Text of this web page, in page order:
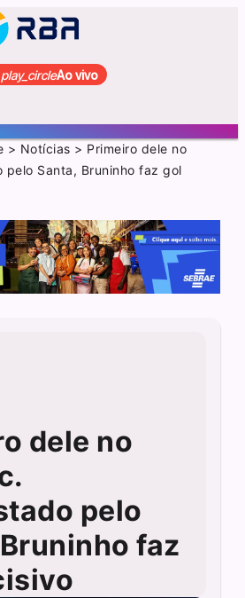
play_circleAo vivo
> Notícias > Primeiro dele no
pelo Santa, Bruninho faz gol
dele no
pelo
faz